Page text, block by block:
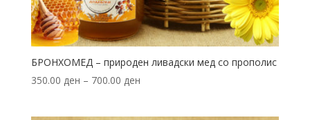
БРОНХОМЕД – природен ливадски мед со прополис
350.00 ден – 700.00 ден